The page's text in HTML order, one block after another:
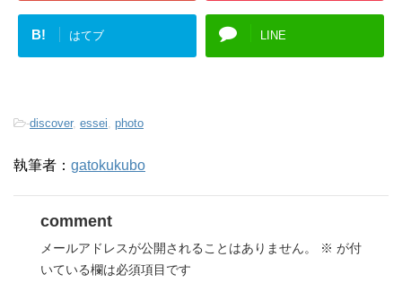
B! はてブ LINE
-discover, essei photo
執筆者： gatokukubo
comment
メールアドレスが公開されることはありません。 ※ が付
いている欄は必須項目です